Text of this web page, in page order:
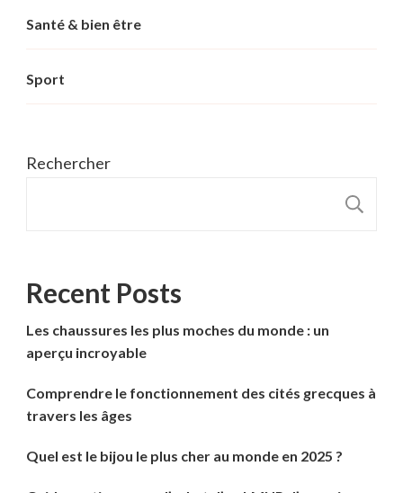
Santé & bien être
Sport
Rechercher
Recent Posts
Les chaussures les plus moches du monde : un
aperçu incroyable
Comprendre le fonctionnement des cités grecques à
travers les âges
Quel est le bijou le plus cher au monde en 2025 ?